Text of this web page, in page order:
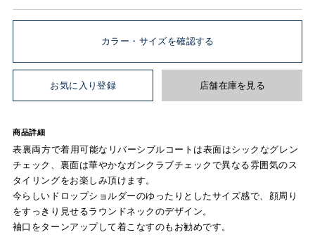
カラー・サイズを確認する
お気に入り登録 店舗在庫を見る
商品詳細
表裏両方で着用可能なリバーシブルコートは表面はシックなグレン
チェック、裏面は華やかなガンクラブチェックで異なる雰囲気のス
タイリングをお楽しみ頂けます。
今らしいドロップショルダーのゆったりとしたサイズ感で、顔周り
をすっきり見せるラウンドネックのデザイン。
袖口をターンアップして着こなすのもお勧めです。